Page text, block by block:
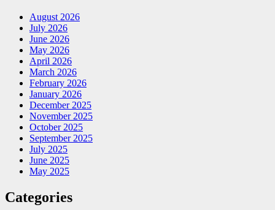
August 2026
July 2026
June 2026
May 2026
April 2026
March 2026
February 2026
January 2026
December 2025
November 2025
October 2025
September 2025
July 2025
June 2025
May 2025
Categories